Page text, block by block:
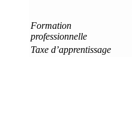
Formation
professionnelle
Taxe d’apprentissage